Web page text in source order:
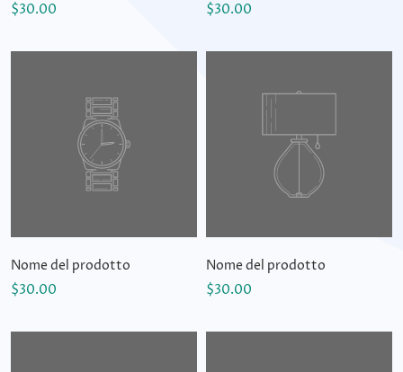
$30.00
$30.00
Nome del prodotto
$30.00
Nome del prodotto
$30.00